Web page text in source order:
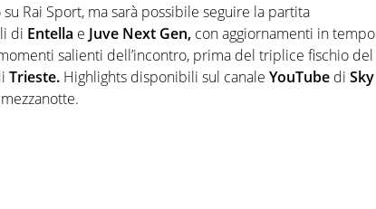
Rai Sport, ma sarà possibile seguire la partita
di Entella e Juve Next Gen, con aggiornamenti in tempo
salienti dell’incontro, prima del triplice fischio del
Trieste. Highlights disponibili sul canale YouTube di Sky